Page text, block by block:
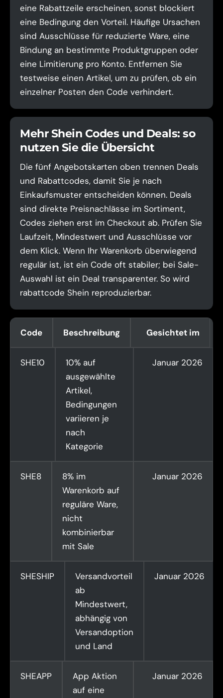
eine Rabattzeile erscheinen, sonst blockiert
eine Bedingung den Vorteil. Häufige Ursachen
sind Ausschlüsse für reduzierte Ware, eine
Bindung an bestimmte Produktgruppen oder
eine Limitierung pro Konto. Entfernen Sie
testweise einen Artikel, um zu prüfen, ob ein
einzelner Posten den Code verhindert.
Mehr Shein Codes und Deals: so
nutzen Sie die Übersicht
Die fünf Angebotskarten oben trennen Deals
und Rabattcodes, damit Sie je nach
Einkaufsmuster entscheiden können. Deals
sind direkte Preisnachlässe im Sortiment,
Codes ziehen erst im Checkout ab. Prüfen Sie
Laufzeit, Mindestwert und Ausschlüsse vor
dem Klick. Wenn Ihr Warenkorb überwiegend
regulär ist, ist ein Code oft stabiler; bei Sale-
Auswahl ist ein Deal transparenter. So wird
rabattcode Shein reproduzierbar.
Code Beschreibung Gesichtet im
SHE10
10% auf
ausgewählte
Artikel,
Bedingungen
variieren je
nach
Kategorie
Januar 2026
SHE8
8% im
Warenkorb auf
reguläre Ware,
nicht
kombinierbar
mit Sale
Januar 2026
SHESHIP
Versandvorteil
ab
Mindestwert,
abhängig von
Versandoption
und Land
Januar 2026
SHEAPP
App Aktion
auf eine
Januar 2026